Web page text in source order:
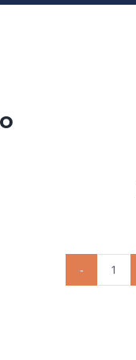
Glatz